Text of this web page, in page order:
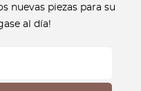
nuevas piezas para su
al día!